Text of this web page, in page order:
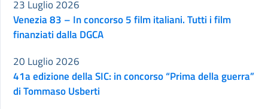
Venezia 83 – In concorso 5 film italiani. Tutti i film
finanziati dalla DGCA
23 Luglio 2026
41a edizione della SIC: in concorso “Prima della guerra”
di Tommaso Usberti
20 Luglio 2026